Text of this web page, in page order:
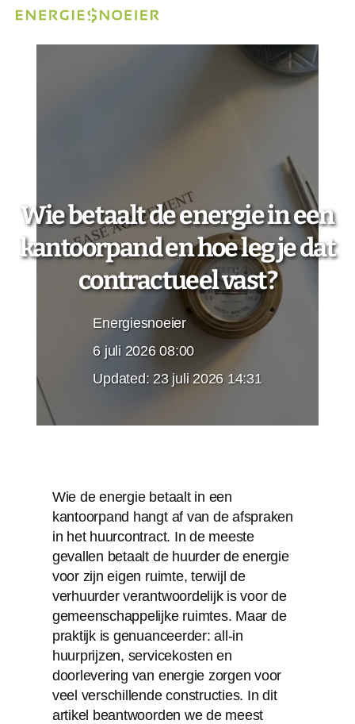
Wie betaalt de energie in een
kantoorpand en hoe leg je dat
contractueel vast?
Energiesnoeier
6 juli 2026 08:00
Updated: 23 juli 2026 14:31
Wie de energie betaalt in een
kantoorpand hangt af van de afspraken
in het huurcontract. In de meeste
gevallen betaalt de huurder de energie
voor zijn eigen ruimte, terwijl de
verhuurder verantwoordelijk is voor de
gemeenschappelijke ruimtes. Maar de
praktijk is genuanceerder: all-in
huurprijzen, servicekosten en
doorlevering van energie zorgen voor
veel verschillende constructies. In dit
artikel beantwoorden we de meest